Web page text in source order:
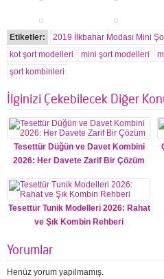
Etiketler: 2019 İlkbahar Modası Mini
kot şort modelleri
mini şort modelleri
şort kombinleri
İlginizi Çekebilecek Diğer
Tesettür Düğün ve Davet Kombini
2026: Her Davete Zarif Bir Çözüm
Tesettür Tunik Modelleri 2026: Rahat
ve Şık Kombin Rehberi
Yorumlar
Henüz yorum yapılmamış.